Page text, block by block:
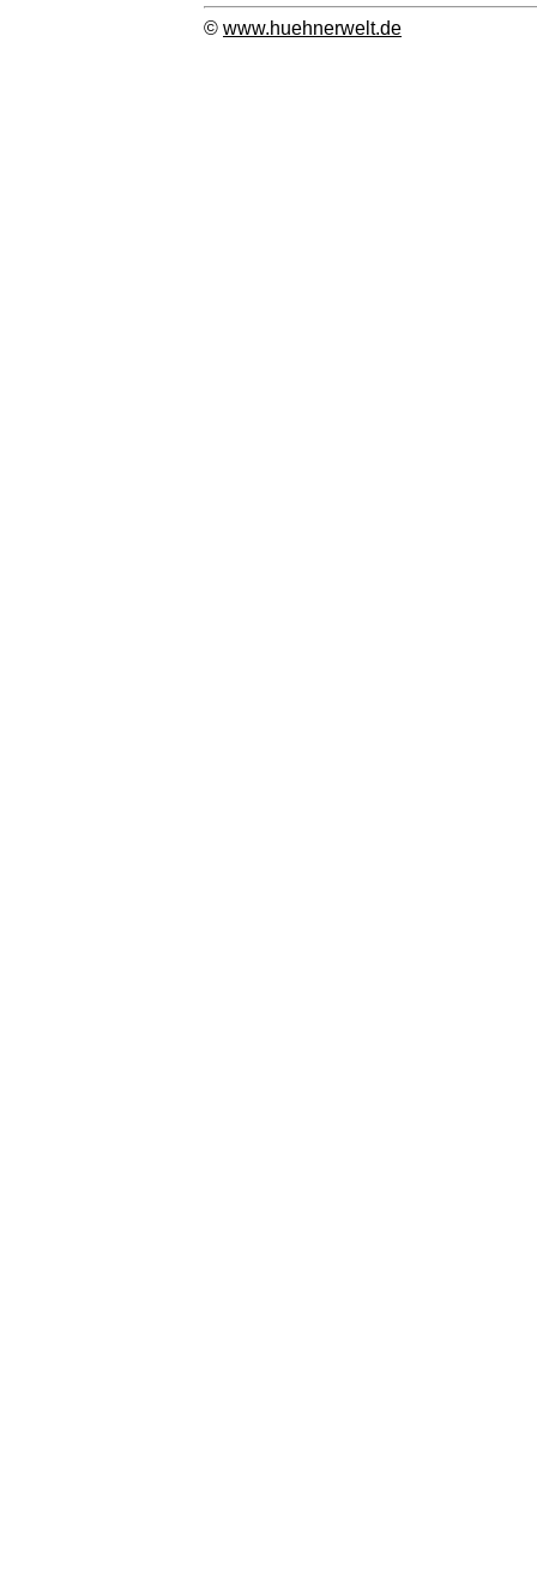
© www.huehnerwelt.de